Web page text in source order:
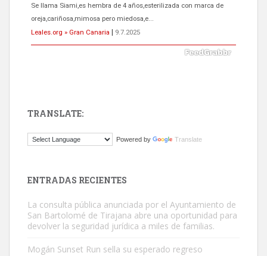
El ayuntamiento se va a llevar a Los Gatos callejeros de la zona los
próximos días, ella incluida...
Leales.org » Gran Canaria
9.7.2025
Este gato macho ha aparecido en la calle hace menos de un mes,
TRANSLATE:
Powered by Translate
ENTRADAS RECIENTES
La consulta pública anunciada por el Ayuntamiento de
San Bartolomé de Tirajana abre una oportunidad para
devolver la seguridad jurídica a miles de familias.
Mogán Sunset Run sella su esperado regreso